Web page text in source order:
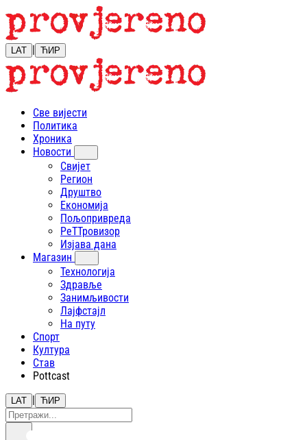
LAT | ЋИР
Све вијести
Политика
Хроника
Новости
Свијет
Регион
Друштво
Економија
Пољопривреда
РеТТровизор
Изјава дана
Магазин
Технологија
Здравље
Занимљивости
Лајфстajл
На путу
Спорт
Култура
Став
Pottcast
LAT | ЋИР